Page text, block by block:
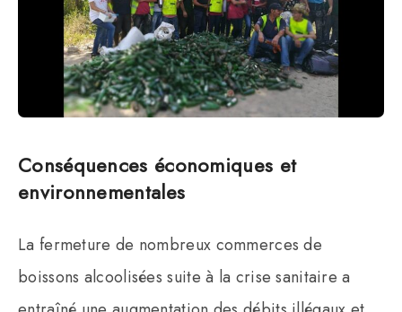
Conséquences économiques et
environnementales
La fermeture de nombreux commerces de
boissons alcoolisées suite à la crise sanitaire a